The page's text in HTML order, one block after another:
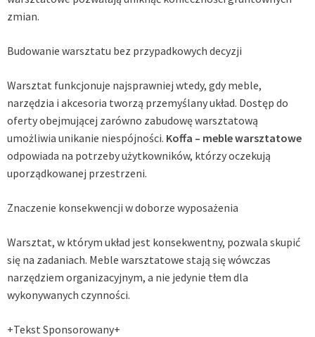
zmian.
Budowanie warsztatu bez przypadkowych decyzji
Warsztat funkcjonuje najsprawniej wtedy, gdy meble,
narzędzia i akcesoria tworzą przemyślany układ. Dostęp do
oferty obejmującej zarówno zabudowę warsztatową
umożliwia unikanie niespójności. Koffa – meble warsztatowe
odpowiada na potrzeby użytkowników, którzy oczekują
uporządkowanej przestrzeni.
Znaczenie konsekwencji w doborze wyposażenia
Warsztat, w którym układ jest konsekwentny, pozwala skupić
się na zadaniach. Meble warsztatowe stają się wówczas
narzędziem organizacyjnym, a nie jedynie tłem dla
wykonywanych czynności.
+Tekst Sponsorowany+